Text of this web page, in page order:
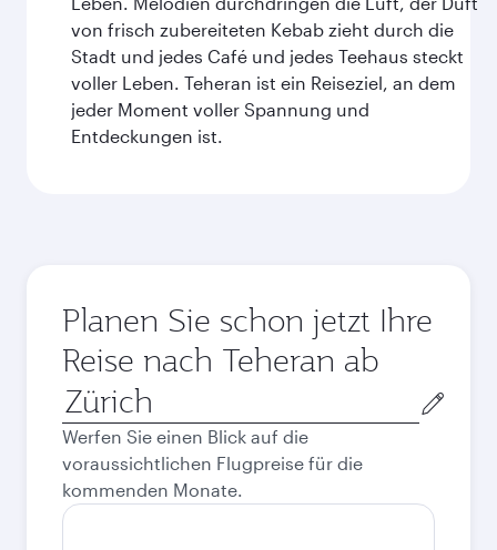
von frisch zubereiteten Kebab zieht durch die
Stadt und jedes Café und jedes Teehaus steckt
voller Leben. Teheran ist ein Reiseziel, an dem
jeder Moment voller Spannung und
Entdeckungen ist.
Planen Sie schon jetzt Ihre
Reise nach Teheran ab
Abflugort
Werfen Sie einen Blick auf die
voraussichtlichen Flugpreise für die
kommenden Monate.